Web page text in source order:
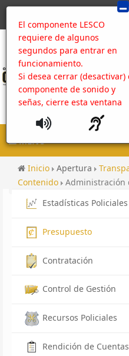
El componente LESCO
requiere de algunos
segundos para entrar en
funcionamiento.
Si desea cerrar (desactivar)
componente de sonido y
señas, cierre esta ventana
MENU
Inicio Apertura
Contenido
Administración
Estadísticas Policiales
Presupuesto
Contratación
Control de Gestión
Recursos Policiales
Rendición de Cuentas